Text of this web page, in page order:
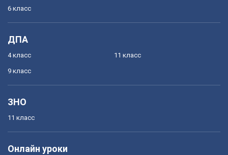
6 класс
ДПА
4 класс
9 класс
11 класс
ЗНО
11 класс
Онлайн уроки